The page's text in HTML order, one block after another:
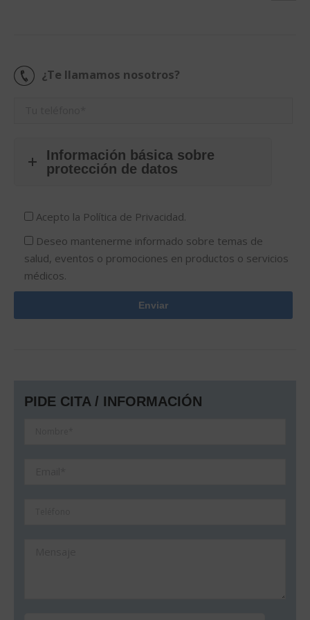
¿Te llamamos nosotros?
Información básica sobre
protección de datos
Acepto la Política de Privacidad.
Deseo mantenerme informado sobre temas de
salud, eventos o promociones en productos o servicios
médicos.
PIDE CITA / INFORMACIÓN